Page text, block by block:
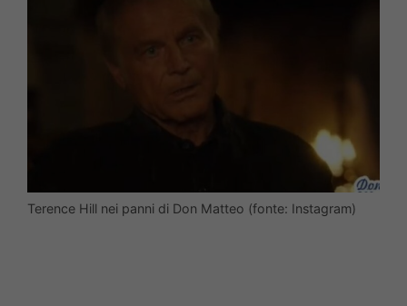
Terence Hill nei panni di Don Matteo (fonte: Instagram)